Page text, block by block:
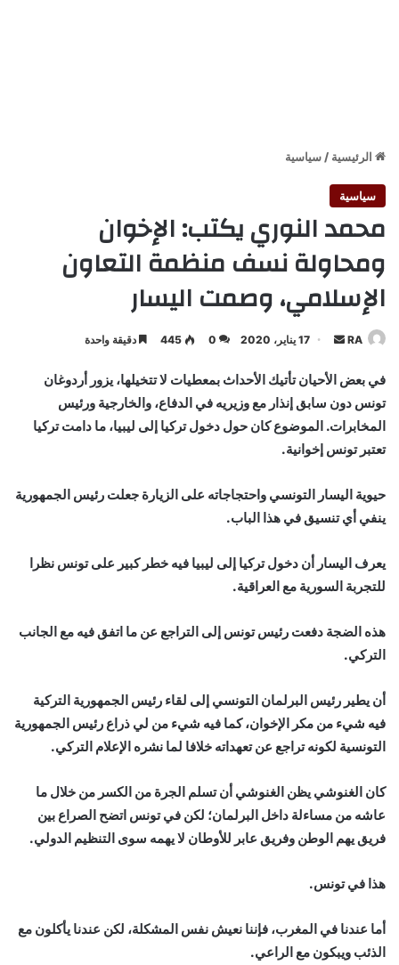
الرئيسية / سياسية
سياسية
محمد النوري يكتب: الإخوان
ومحاولة نسف منظمة التعاون
الإسلامي، وصمت اليسار
RA
أرسل
إلكترونيا
17 يناير، 2020 0
445 دقيقة واحدة
في بعض الأحيان تأتيك الأحداث بمعطيات لا تتخيلها، يزور أردوغان
تونس دون سابق إنذار مع وزيريه في الدفاع، والخارجية ورئيس
المخابرات. الموضوع كان حول دخول تركيا إلى ليبيا، ما دامت تركيا
تعتبر تونس إخوانية.
حيوية اليسار التونسي واحتجاجاته على الزيارة جعلت رئيس الجمهورية
ينفي أي تنسيق في هذا الباب.
يعرف اليسار أن دخول تركيا إلى ليبيا فيه خطر كبير على تونس نظرا
للتجربة السورية مع العراقية.
هذه الضجة دفعت رئيس تونس إلى التراجع عن ما اتفق فيه مع الجانب
التركي.
أن يطير رئيس البرلمان التونسي إلى لقاء رئيس الجمهورية التركية
فيه شيء من مكر الإخوان، كما فيه شيء من لي ذراع رئيس الجمهورية
التونسية لكونه تراجع عن تعهداته خلافا لما نشره الإعلام التركي.
كان الغنوشي يظن الغنوشي أن تسلم الجرة من الكسر من خلال ما
عاشه من مساءلة داخل البرلمان؛ لكن في تونس اتضح الصراع بين
فريق يهم الوطن وفريق عابر للأوطان لا يهمه سوى التنظيم الدولي.
هذا في تونس.
أما عندنا في المغرب، فإننا نعيش نفس المشكلة، لكن عندنا يأكلون مع
الذئب ويبكون مع الراعي.